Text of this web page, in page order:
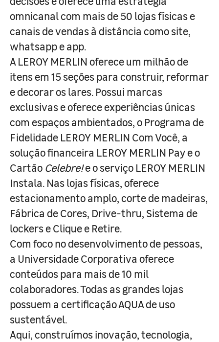
omnicanal com mais de 50 lojas físicas e
canais de vendas à distância como site,
whatsapp e app.
A LEROY MERLIN oferece um milhão de
itens em 15 seções para construir, reformar
e decorar os lares. Possui marcas
exclusivas e oferece experiências únicas
com espaços ambientados, o Programa de
Fidelidade LEROY MERLIN Com Você, a
solução financeira LEROY MERLIN Pay e o
Cartão Celebre!e o serviço LEROY MERLIN
Instala. Nas lojas físicas, oferece
estacionamento amplo, corte de madeiras,
Fábrica de Cores, Drive-thru, Sistema de
lockers e Clique e Retire.
Com foco no desenvolvimento de pessoas,
a Universidade Corporativa oferece
conteúdos para mais de 10 mil
colaboradores. Todas as grandes lojas
possuem a certificação AQUA de uso
sustentável.
Aqui, construímos inovação, tecnologia,